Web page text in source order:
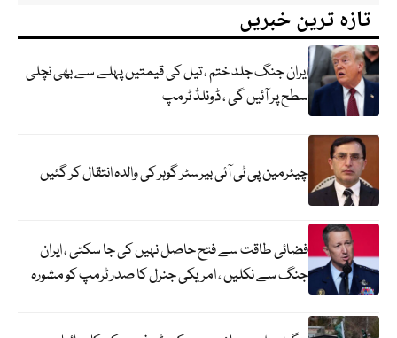
تازہ ترین خبریں
ایران جنگ جلد ختم ، تیل کی قیمتیں پہلے سے بھی نچلی
سطح پر آئیں گی ، ڈونلڈ ٹرمپ
چیئرمین پی ٹی آئی بیرسٹر گوہر کی والدہ انتقال کر گئیں
فضائی طاقت سے فتح حاصل نہیں کی جا سکتی ، ایران
جنگ سے نکلیں ، امریکی جنرل کا صدر ٹرمپ کو مشورہ